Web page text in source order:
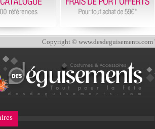
Copyright © www.desdeguisements.com